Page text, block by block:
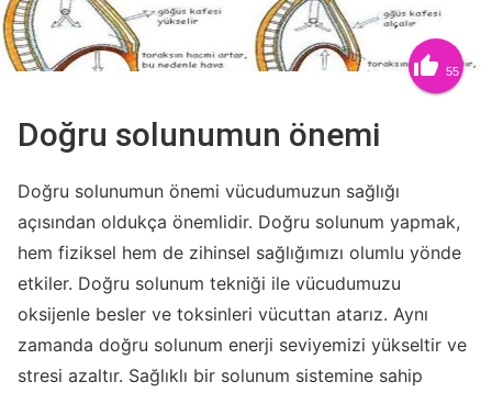
 55
Doğru solunumun önemi
Doğru solunumun önemi vücudumuzun sağlığı
açısından oldukça önemlidir. Doğru solunum yapmak,
hem fiziksel hem de zihinsel sağlığımızı olumlu yönde
etkiler. Doğru solunum tekniği ile vücudumuzu
oksijenle besler ve toksinleri vücuttan atarız. Aynı
zamanda doğru solunum enerji seviyemizi yükseltir ve
stresi azaltır. Sağlıklı bir solunum sistemine sahip